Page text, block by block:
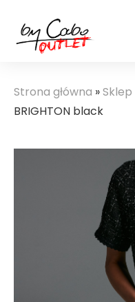
Strona główna »Sklep
BRIGHTON black